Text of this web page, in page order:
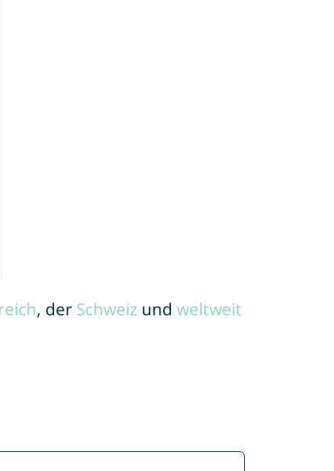
, der Schweiz und weltweit